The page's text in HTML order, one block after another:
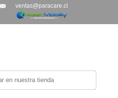
ventas@paracare.cl